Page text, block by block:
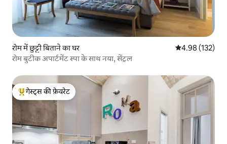
रोम में छुट्टी बिताने का घर औसत रेटिंग 5 में से
4.98 (132)
रोम बुटीक अपार्टमेंट स्पा के साथ नया, सेंट्रल
गेस्ट्स का टॉप फ़ेवरेट
गेस्ट्स की फ़ेवरेट